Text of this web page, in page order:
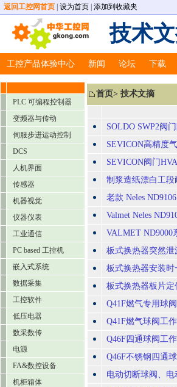
返回工控网首页 设为首页 添加到收藏夹
技术
工控产品体验中心 新闻 论坛 下载
PLC 可编程控制器
变频器与传动
伺服步进运动控制
DCS
人机界面
传感器
机器视觉
仪器仪表
工业通信
PC based 工控机
嵌入式系统
数据采集
工控软件
低压电器
数采数传
电源
FA&数控设备
机柜箱体
首页> 技术文摘
SOLDO SWP2阀
SEVICON高精度
SEVICON阀门
制浆造纸漂白工段
老款 Neles
Valmet Neles
VALMET ND9000
板式换热器突然泄
板式换热器安装时
板式换热器板片定
Q41F燃气专用球
Q41F燃气球阀工
Q46F四通球阀工
Q46F不锈钢四通
电动切断球阀、